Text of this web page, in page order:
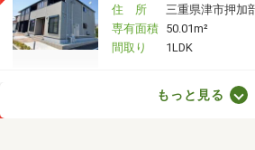
住 所
三重県津市押加
専有面積 50.01m²
間取り
1LDK
もっと見る